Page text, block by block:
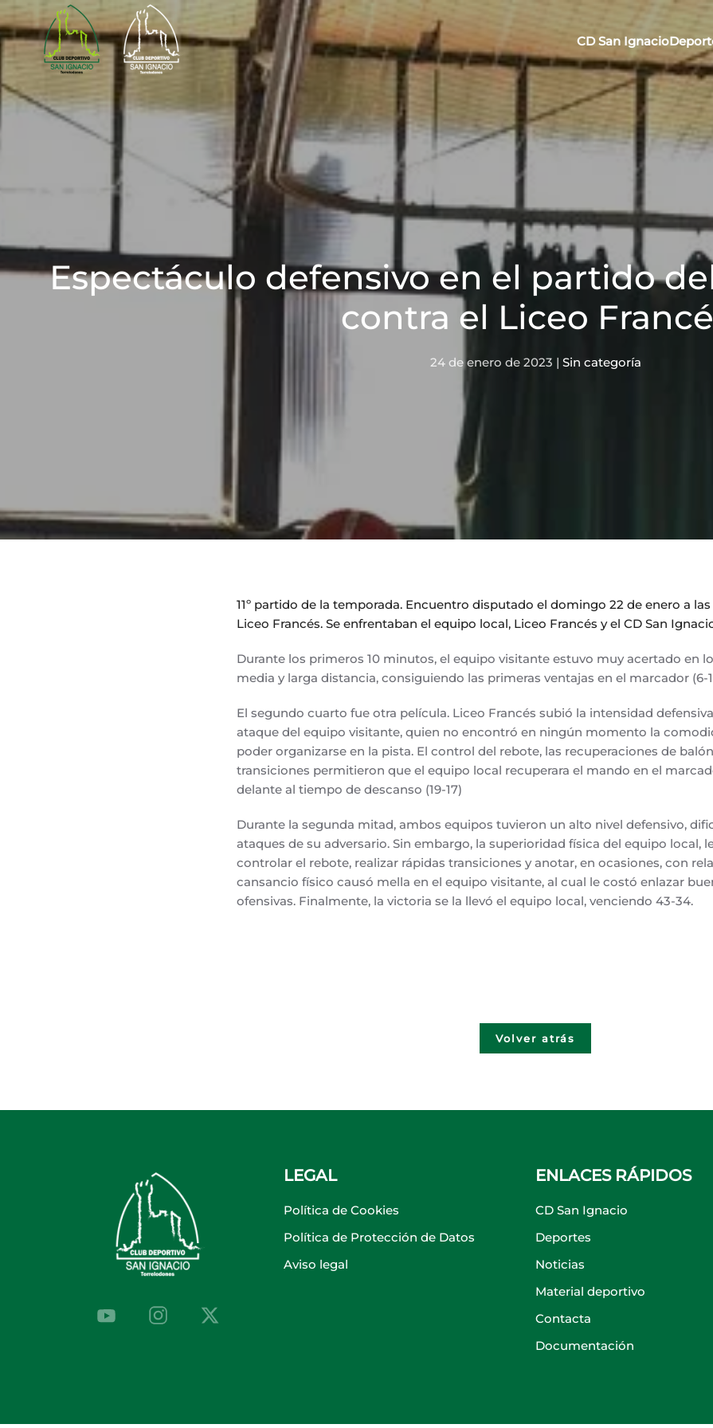
Skip to main content CD San Ignacio
Espectáculo defensivo en el partido
contra el Liceo
24 de enero de 2023 | Sin categoría
11º partido de la temporada. Encuentro disputado el domingo 22 de enero a
Liceo Francés. Se enfrentaban el equipo local, Liceo Francés y el CD San
Durante los primeros 10 minutos, el equipo visitante estuvo muy acertado en
media y larga distancia, consiguiendo las primeras ventajas en el marcador (6-
El segundo cuarto fue otra película. Liceo Francés subió la intensidad
ataque del equipo visitante, quien no encontró en ningún momento la
poder organizarse en la pista. El control del rebote, las recuperaciones de
transiciones permitieron que el equipo local recuperara el mando en el
delante al tiempo de descanso (19-17)
Durante la segunda mitad, ambos equipos tuvieron un alto nivel defensivo,
ataques de su adversario. Sin embargo, la superioridad física del equipo local,
controlar el rebote, realizar rápidas transiciones y anotar, en ocasiones, con
cansancio físico causó mella en el equipo visitante, al cual le costó enlazar
ofensivas. Finalmente, la victoria se la llevó el equipo local, venciendo 43-34.
Volver atrás
LEGAL
Política de Cookies
Política de Protección de Datos
Aviso legal
ENLACES RÁPIDOS
CD San Ignacio
Deportes
Noticias
Material deportivo
Contacta
Documentación